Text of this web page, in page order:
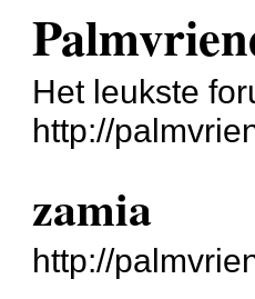
Het leukste
http://
zamia
http://